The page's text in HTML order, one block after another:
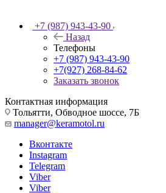
+7 (987) 943-43-90
Назад
Телефоны
+7 (987) 943-43-90
+7(927) 268-84-62
Заказать звонок
Контактная информация
Тольятти, Обводное шоссе, 7Б
manager@keramotol.ru
Вконтакте
Instagram
Telegram
Viber
Viber